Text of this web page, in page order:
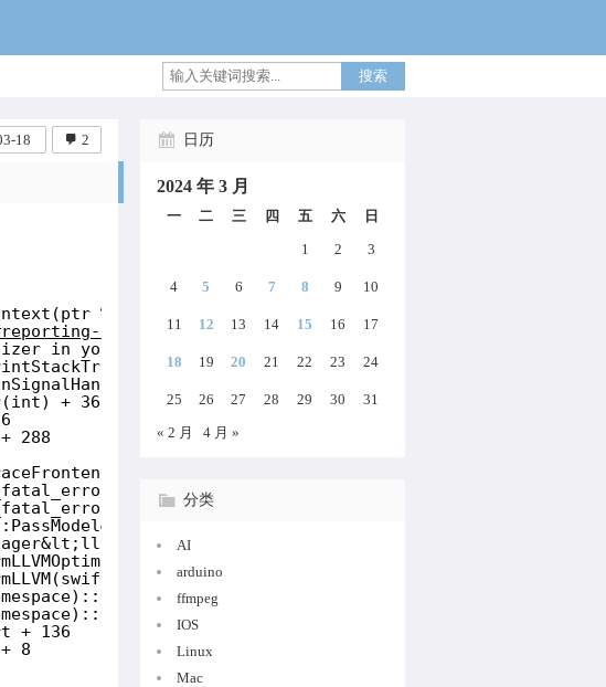
搜索
18 2
%15, i64 %10, ptr null, ptr null) #22, !dbg !2551
bugs
) and include the crash backtrace.
in your PATH or set the environment var
int) + 56
+ 112
+ 360
288
+ 0
const&amp;, bool) + 280
const&amp;, bool) + 0
llvm::VerifierPass,
const&amp;,
const&amp;,
+ 156
+ 12
+ 136
8
日历
2024 年 3 月
一 二 三 四 五 六
日
1
2 3
4 5 6 7 8 9 10
11 12 13 14 15 16 17
18 19 20 21 22 23 24
25 26 27 28 29 30
31
« 2 月
4 月 »
分类
AI
arduino
ffmpeg
IOS
Linux
Mac